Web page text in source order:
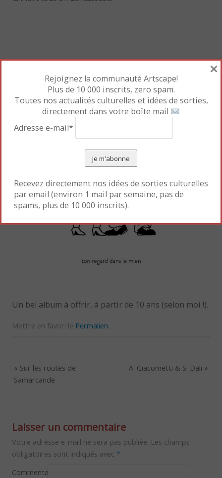
Un bel album à offrir, à partir de 10 ans (selon moi !).
Mettre en favori le Permalien.
« Sur les routes de
Samarcande
A. Giacometti & S. Dali »
Laisser un commentaire
Votre adresse e-mail ne sera pas publiée. Les champs
obligatoires sont indiqués avec *
Commentaire
Rejoignez la communauté Artscape!
Plus de 10 000 inscrits, zero spam.
Toutes nos actualités culturelles et idées de sorties,
directement dans votre boîte mail
Adresse e-mail*
Recevez directement nos idées de sorties culturelles
par email (environ 1 mail par semaine, pas de
spams, plus de 10 000 inscrits).
×